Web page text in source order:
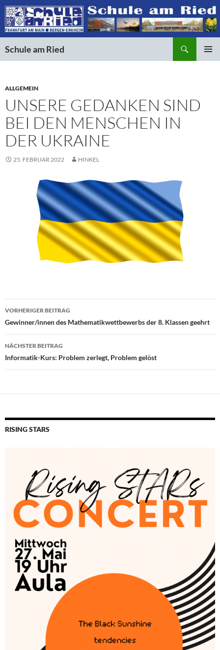
Schule am Ried
ALLGEMEIN
UNSERE GEDANKEN SIND
BEI DEN MENSCHEN IN
DER UKRAINE
25. FEBRUAR 2022 HINKEL
Beitragsnavigation
VORHERIGER BEITRAG
Gewinner/innen des Mathematikwettbewerbs der 8. Klassen geehrt
NÄCHSTER BEITRAG
Informatik-Kurs: Problem zerlegt, Problem gelöst
RISING STARS